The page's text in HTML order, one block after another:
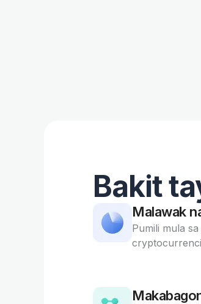
Bakit
Malawak
Pumili mula